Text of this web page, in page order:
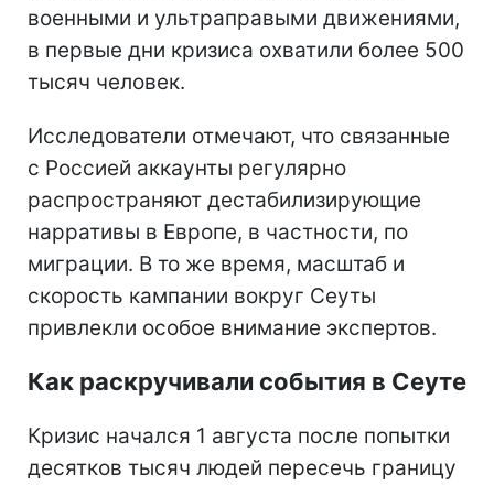
военными и ультраправыми движениями,
в первые дни кризиса охватили более 500
тысяч человек.
Исследователи отмечают, что связанные
с Россией аккаунты регулярно
распространяют дестабилизирующие
нарративы в Европе, в частности, по
миграции. В то же время, масштаб и
скорость кампании вокруг Сеуты
привлекли особое внимание экспертов.
Как раскручивали события в Сеуте
Кризис начался 1 августа после попытки
десятков тысяч людей пересечь границу